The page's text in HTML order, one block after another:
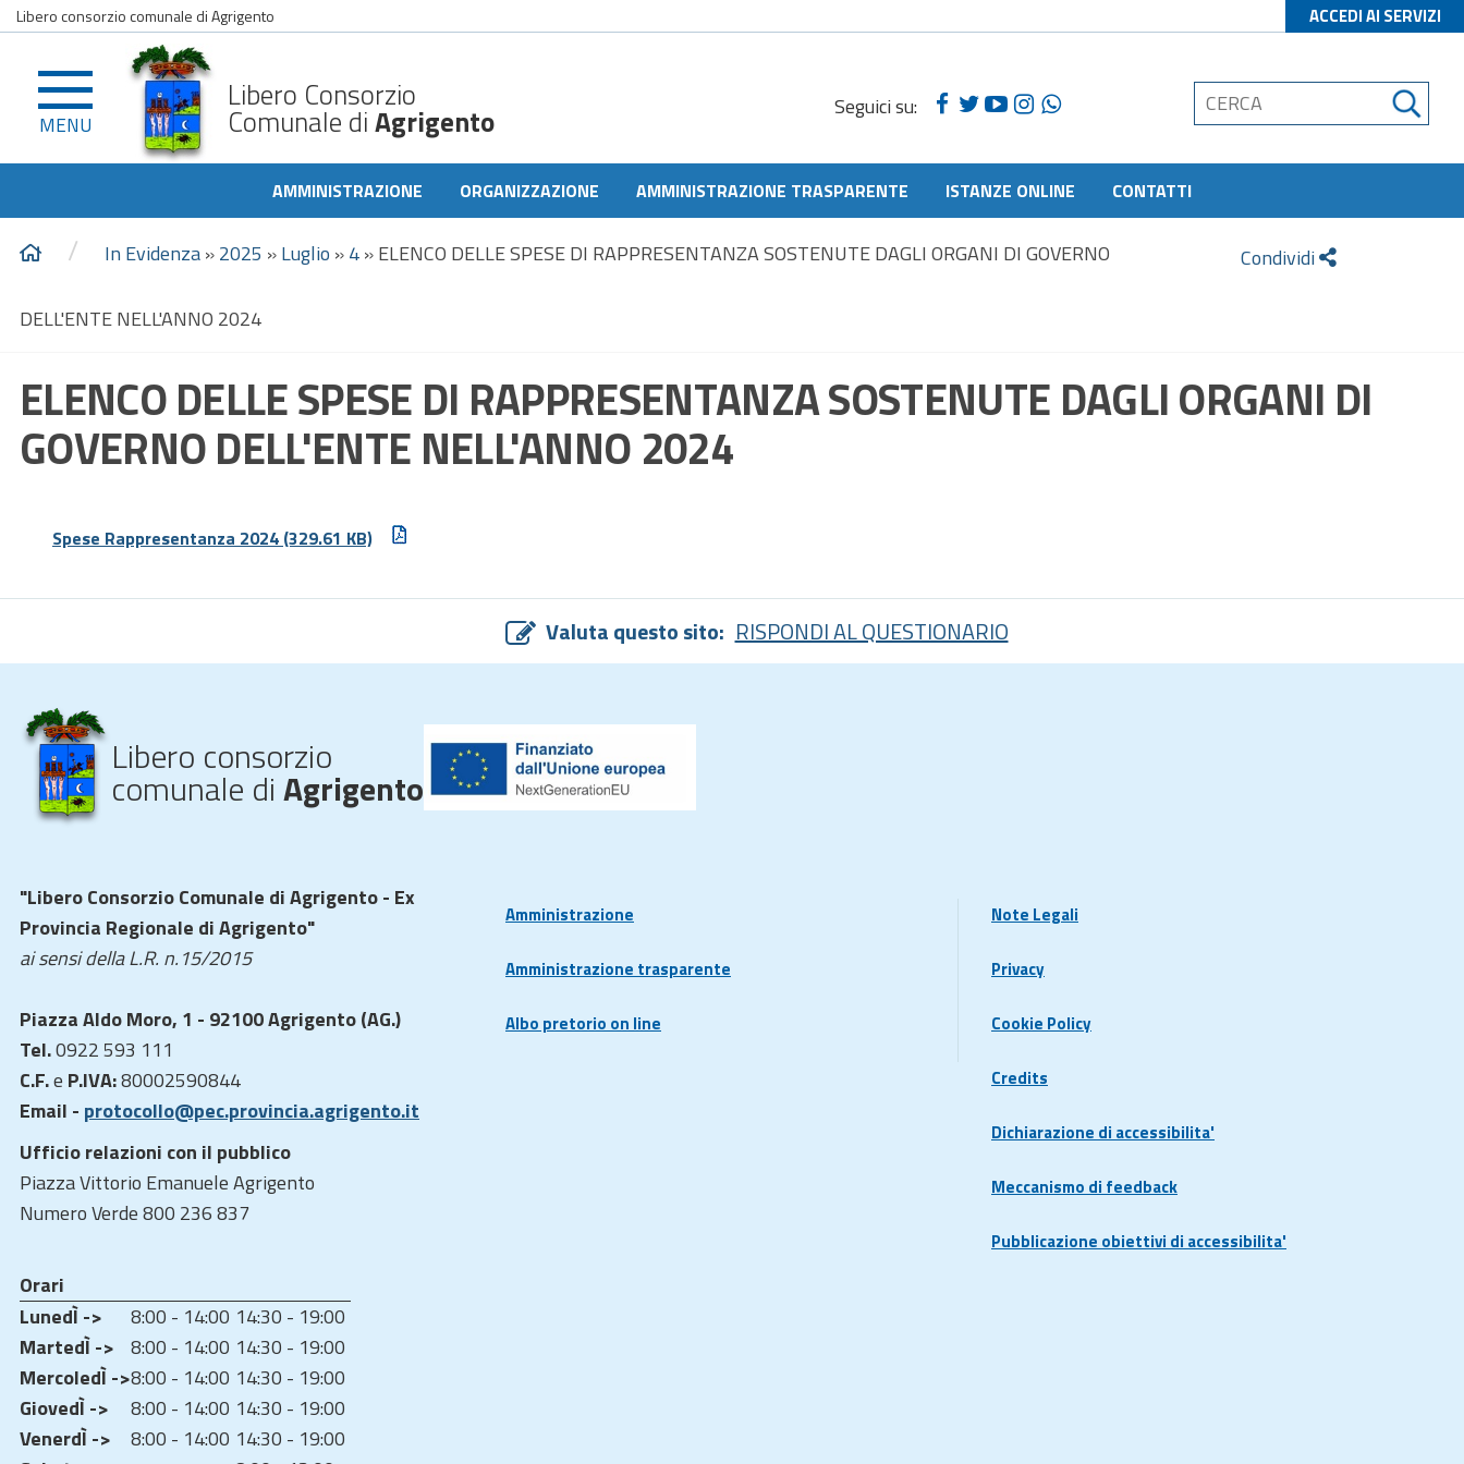
Libero consorzio comunale di Agrigento ACCEDI AI SERVIZI
MENU
Libero Consorzio
Comunale diAgrigento Seguici su:
AMMINISTRAZIONE ORGANIZZAZIONE AMMINISTRAZIONE TRASPARENTE ISTANZE ONLINE CONTATTI
/ In Evidenza»2025 »Luglio »4»ELENCO DELLE SPESE DI RAPPRESENTANZA SOSTENUTE DAGLI ORGANI DI GOVERNO
DELL'ENTE NELL'ANNO 2024
Condividi
ELENCO DELLE SPESE DI RAPPRESENTANZA SOSTENUTE DAGLI ORGANI DI
GOVERNO DELL'ENTE NELL'ANNO 2024
Spese Rappresentanza 2024 (329.61 KB)
Valuta questo sito: RISPONDI AL QUESTIONARIO
Libero consorzio
comunale diAgrigento
"Libero Consorzio Comunale di Agrigento - Ex
Provincia Regionale di Agrigento"
ai sensi della L.R. n.15/2015
Piazza Aldo Moro, 1 - 92100 Agrigento (AG.)
Tel.0922 593 111
C.F.e P.IVA:80002590844
Email - protocollo@pec.provincia.agrigento.it
Ufficio relazioni con il pubblico
Piazza Vittorio Emanuele Agrigento
Numero Verde 800 236 837
Orari
LunedÌ ->
8:00 - 14:00 14:30 - 19:00
MartedÌ -> 8:00 - 14:00 14:30 - 19:00
MercoledÌ ->8:00 - 14:00 14:30 - 19:00
GiovedÌ ->
8:00 - 14:00 14:30 - 19:00
VenerdÌ ->
8:00 - 14:00 14:30 - 19:00
Amministrazione
Amministrazione trasparente
Albo pretorio on line
Note Legali
Privacy
Cookie Policy
Credits
Dichiarazione di accessibilita'
Meccanismo di feedback
Pubblicazione obiettivi di accessibilita'